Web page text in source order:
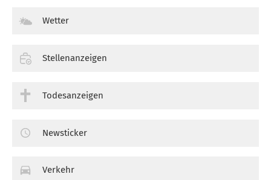
Wetter
Stellenanzeigen
Todesanzeigen
Newsticker
Verkehr